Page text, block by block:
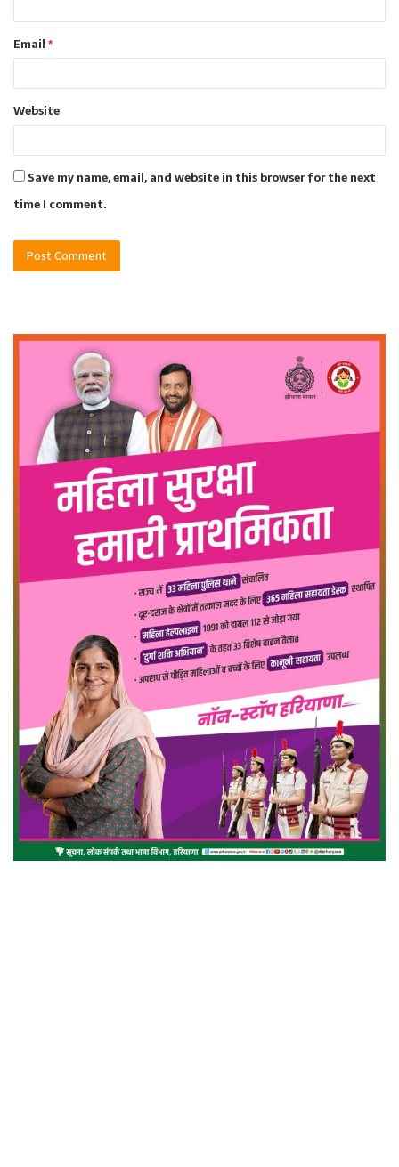
Email*
Website
Save my name, email, and website in this browser for the next
time I comment.